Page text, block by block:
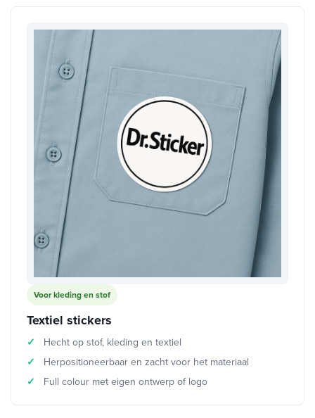
Voor kleding en stof
Textiel stickers
Hecht op stof, kleding en textiel
Herpositioneerbaar en zacht voor het materiaal
Full colour met eigen ontwerp of logo